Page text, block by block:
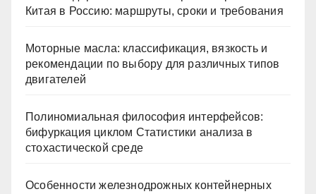
Китая в Россию: маршруты, сроки и требования
Моторные масла: классификация, вязкость и
рекомендации по выбору для различных типов
двигателей
Полиномиальная философия интерфейсов:
бифуркация циклом Статистики анализа в
стохастической среде
Особенности железнодрожных контейнерных